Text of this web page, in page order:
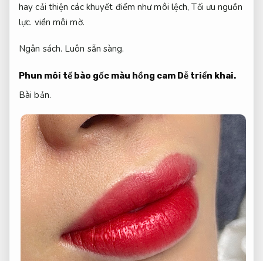
hay cải thiện các khuyết điểm như môi lệch,Tối ưu nguồn
lực. viền môi mờ.
Ngân sách. Luôn sẵn sàng.
Phun môi tế bào gốc màu hồng cam Dễ triển khai.
Bài bản.